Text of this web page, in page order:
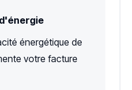
énergétique de
votre facture